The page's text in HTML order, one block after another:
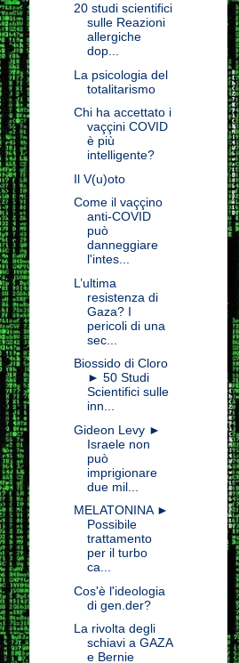
20 studi scientifici
sulle Reazioni
allergiche
dop...
La psicologia del
totalitarismo
Chi ha accettato i
vaççini COVID
è più
intelligente?
Il V(u)oto
Come il vaççino
anti-COVID
può
danneggiare
l'intes...
L’ultima
resistenza di
Gaza? I
pericoli di una
sec...
Biossido di Cloro
► 50 Studi
Scientifici sulle
inn...
Gideon Levy ►
Israele non
può
imprigionare
due mil...
MELATONINA ►
Possibile
trattamento
per il turbo
ca...
Cos'è l'ideologia
di gen.der?
La rivolta degli
schiavi a GAZA
e Bernie